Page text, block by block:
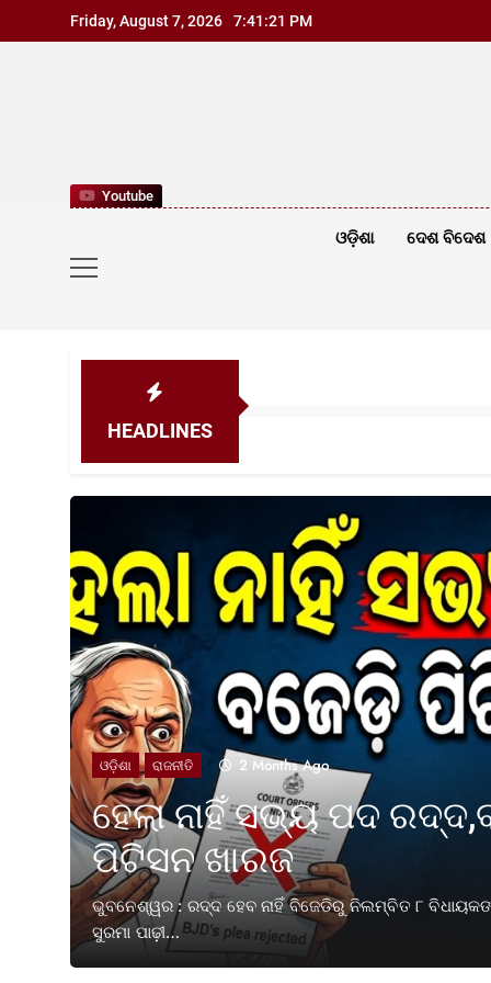
to
Friday, August 7, 2026 7:41:23 PM
Youtube
ଓଡ଼ିଶା ଦେଶ ବିଦେଶ
HEADLINES
ଓଡ଼ିଶା ରାଜନୀତି 2 Months Ago
ହେଲା ନାହିଁ ସଭ୍ୟ ପଦ
ପିଟିସନ ଖାରଜ
ଭୁବନେଶ୍ୱର : ରଦ୍ଦ ହେବ ନାହିଁ ବିଜେଡିରୁ ନିଲମ୍ବିତ ୮
ସୁରମା ପାଢ଼ୀ…